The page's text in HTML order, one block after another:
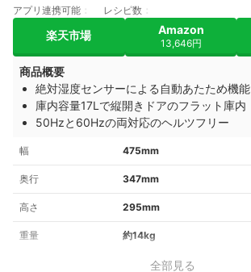
アプリ連携可能
レシピ数
楽天市場 Amazon
13,646円
商品概要
絶対湿度センサーによる自動あたため機能
庫内容量17Lで縦開きドアのフラット庫内
50Hzと60Hzの両対応のヘルツフリー
幅 475mm
奥行 347mm
高さ 295mm
重量 約14kg
全部見る